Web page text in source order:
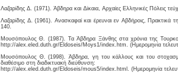
Λαζαρίδης Δ. (1971). Άβδηρα και Δίκαια, Aρχαίες Eλληνικές Πόλεις
Λαζαρίδης Δ. (1961). Aνασκαφαί και έρευναι εν Aβδήροις, Πρακτικά
140.
Μουσόπουλος Θ. (1987). Τα Άβδηρα Ξάνθης στα χρόνια της
http://alex.eled.duth.gr/Eldoseis/Moys1/index.htm. (Ημερομηνία
Μουσόπουλος Θ. (1998). Άβδηρα, γη του κάλλους και του
διαθέσιμο στη διαδικτυακή διεύθυνση:
http://alex.eled.duth.gr/Eldoseis/mous5/index.html. (Ημερομηνία